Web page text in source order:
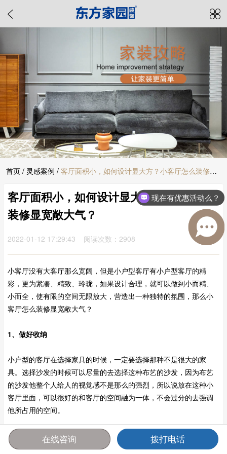
首页 / 灵感案例 / 客厅面积小，如何设计显大方？小客厅怎么装修显
宽敞大气？
客厅面积小，如何设计显大方？小客厅怎么
装修显宽敞大气？
2022-01-12 17:29:43 阅读次数：2908
小客厅没有大客厅那么宽阔，但是小户型客厅有小户型客厅的精
彩，更为紧凑、精致、玲珑，如果设计合理，就可以做到小而精、
小而全，使有限的空间无限放大，营造出一种独特的氛围，那么小
客厅怎么装修显宽敞大气？
1、做好收纳
小户型的客厅在选择家具的时候，一定要选择那种不是很大的家
具。选择沙发的时候可以尽量的去选择这种布艺的沙发，因为布艺
的沙发他整个人给人的视觉感不是那么的强烈，所以说放在这种小
客厅里面，可以很好的和客厅的空间融为一体，不会过分的去强调
他所占用的空间。
2、客厅要保持整洁
首页 报价 电话 咨询
现在有优惠活动么？
在线咨询 拨打电话